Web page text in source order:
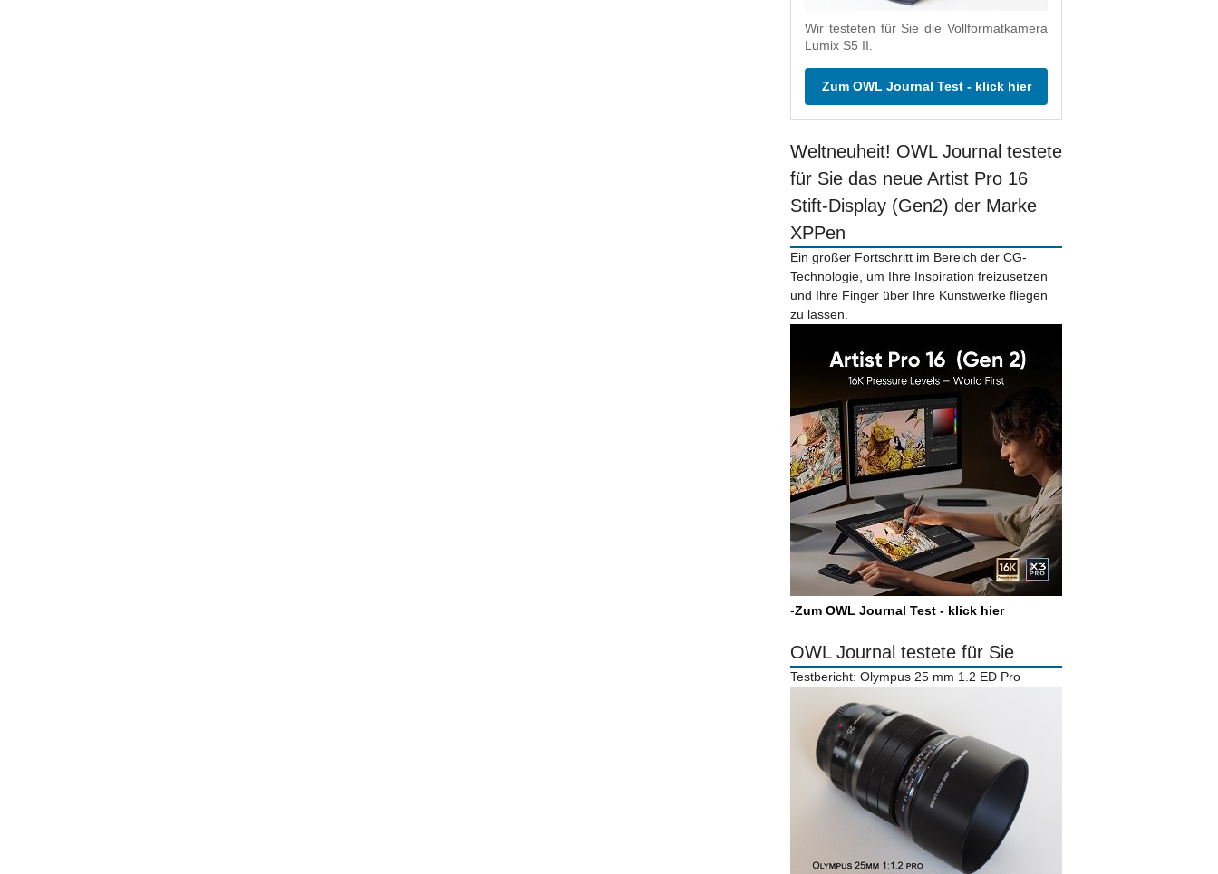
Wir testeten für Sie die Vollformatkamera
Lumix S5 II.
Zum OWL Journal Test - klick hier
Weltneuheit! OWL Journal testete
für Sie das neue Artist Pro 16
Stift-Display (Gen2) der Marke
XPPen
Ein großer Fortschritt im Bereich der CG-
Technologie, um Ihre Inspiration freizusetzen
und Ihre Finger über Ihre Kunstwerke fliegen
zu lassen.
-Zum OWL Journal Test - klick hier
OWL Journal testete für Sie
Testbericht: Olympus 25 mm 1.2 ED Pro